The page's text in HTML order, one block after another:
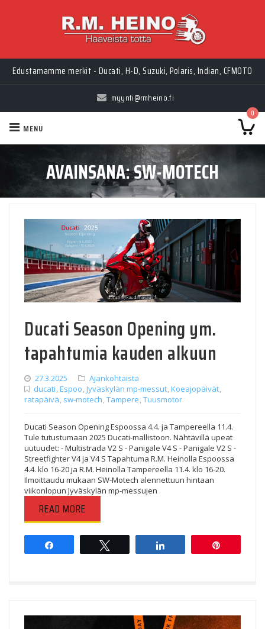
Edustamamme merkit - Ducati, H-D, Suzuki, Polaris, Indian, CFMOTO
myynti@rmheino.fi
0
MENU
AVAINSANA:SW-MOTECH
Ducati Season Opening ym.
tapahtumia kauden alkuun
27.3.2025
Ajankohtaista
ducati,Espoo,Jyväskylän mp-messut,Koeajopäivät,
ratapäivä, sw-motech,Tampere,Tuusmotor
Ducati Season Opening Espoossa 4.4. ja Tampereella 11.4.
Tule tutustumaan 2025 Ducati-mallistoon. Nähtävillä upeat
uutuudet: - Multistrada V2 S - Panigale V4 S - Panigale V2 S -
Streetfighter V4 ja V4 S Tapahtuma R.M. Heinolla Espoossa
4.4. klo 16-20 ja R.M. Heinolla Tampereella 11.4. klo 16-20.
Ilmoittaudu mukaan SW-Motech alennettuun hintaan
viikonlopun Jyväskylän mp-messujen
READ MORE